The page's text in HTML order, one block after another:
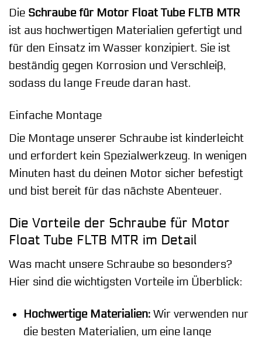
Die Schraube für Motor Float Tube FLTB MTR
ist aus hochwertigen Materialien gefertigt und
für den Einsatz im Wasser konzipiert. Sie ist
beständig gegen Korrosion und Verschleiß,
sodass du lange Freude daran hast.
Einfache Montage
Die Montage unserer Schraube ist kinderleicht
und erfordert kein Spezialwerkzeug. In wenigen
Minuten hast du deinen Motor sicher befestigt
und bist bereit für das nächste Abenteuer.
Die Vorteile der Schraube für Motor
Float Tube FLTB MTR im Detail
Was macht unsere Schraube so besonders?
Hier sind die wichtigsten Vorteile im Überblick:
Hochwertige Materialien:Wir verwenden nur
die besten Materialien, um eine lange